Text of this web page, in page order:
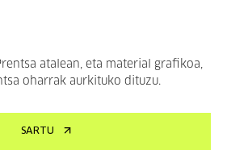
atalean, eta material grafikoa,
oharrak aurkituko dituzu.
SARTU